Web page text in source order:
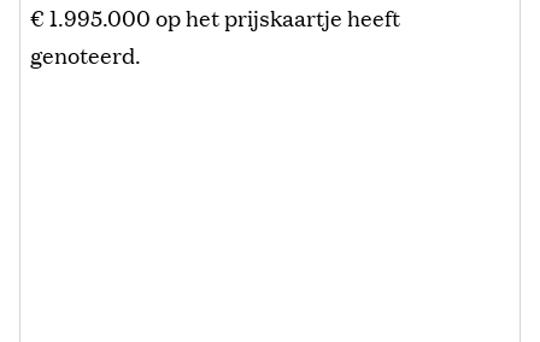
€ 1.995.000 op het prijskaartje heeft
genoteerd.